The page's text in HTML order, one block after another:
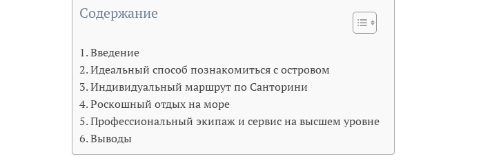
Содержание
Введение
Идеальный способ познакомиться с островом
Индивидуальный маршрут по Санторини
Роскошный отдых на море
Профессиональный экипаж и сервис на высшем уровне
Выводы